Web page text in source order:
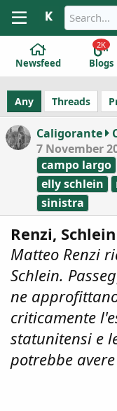
Newsfeed Blogs
2K
Any Threads
Caligorante
7 November
campo largo
elly schlein
sinistra
Renzi,
Matteo Renzi
Schlein.
ne
criticamente
statunitensi e
potrebbe